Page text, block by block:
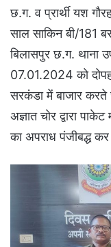
छ.ग. व प्रार्थी यश
साल साकिन बी/181
बिलासपुर छ.ग. थाना
07.01.2024 को
सरकंडा में बाजार करते
अज्ञात चोर द्वारा
का अपराध पंजीबद्ध कर